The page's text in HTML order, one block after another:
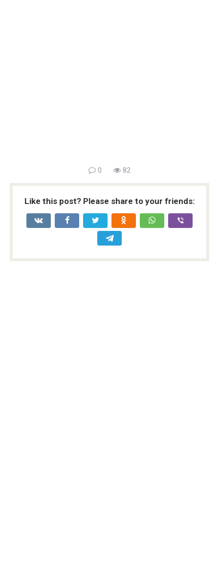
0 82
Like this post? Please share to your friends: